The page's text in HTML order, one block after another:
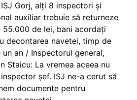
Gorj, alți 8 inspectori și
auxiliar trebuie să returneze
55.000 de lei, bani acordați
decontarea navetei, timp de
un an / Inspectorul general,
Staicu: La vremea aceea nu
șef. ISJ ne-a cerut să
documente pentru